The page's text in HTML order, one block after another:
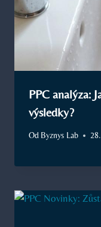
PPC analýza:
výsledky?
Od Byznys Lab